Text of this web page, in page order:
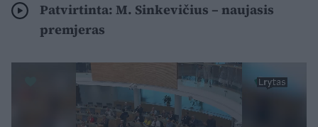
Patvirtinta: M. Sinkevičius – naujasis
premjeras